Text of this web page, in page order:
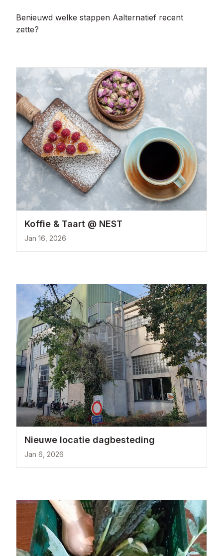
Benieuwd welke stappen Aalternatief recent
zette?
Koffie & Taart @ NEST
Jan 16, 2026
Nieuwe locatie dagbesteding
Jan 6, 2026